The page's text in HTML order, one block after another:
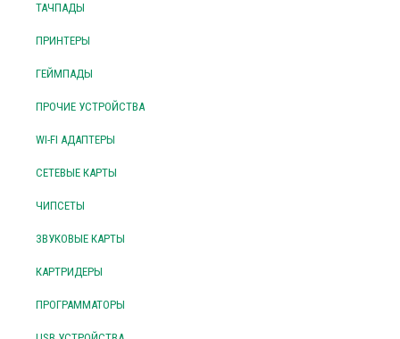
ТАЧПАДЫ
ПРИНТЕРЫ
ГЕЙМПАДЫ
ПРОЧИЕ УСТРОЙСТВА
WI-FI АДАПТЕРЫ
СЕТЕВЫЕ КАРТЫ
ЧИПСЕТЫ
ЗВУКОВЫЕ КАРТЫ
КАРТРИДЕРЫ
ПРОГРАММАТОРЫ